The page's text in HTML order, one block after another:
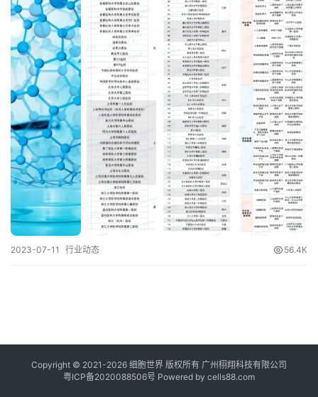
生
医
学
临
转
化
会
展
活
动
我
登录 注册
2023-07-11 行业动态 56.4K
Copyright © 2021-2026 细胞世界 版权所有 广州栩翔科技有限公司
粤ICP备2020088506号 Powered by cells88.com